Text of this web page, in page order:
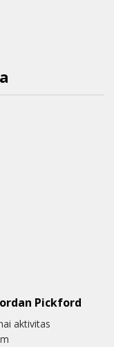
Pickford
aktivitas